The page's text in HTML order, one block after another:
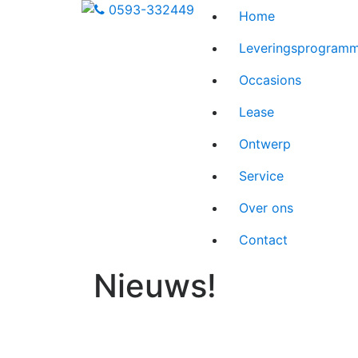
0593-332449
Home
Occasions
Lease
Ontwerp
Service
Over ons
Contact
Nieuws!